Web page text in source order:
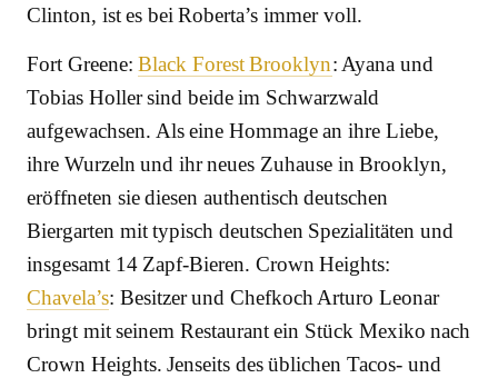
Clinton, ist es bei Roberta’s immer voll.
Fort Greene:Black Forest Brooklyn: Ayana und
Tobias Holler sind beide im Schwarzwald
aufgewachsen. Als eine Hommage an ihre Liebe,
ihre Wurzeln und ihr neues Zuhause in Brooklyn,
eröffneten sie diesen authentisch deutschen
Biergarten mit typisch deutschen Spezialitäten und
insgesamt 14 Zapf-Bieren. Crown Heights:
Chavela’s: Besitzer und Chefkoch Arturo Leonar
bringt mit seinem Restaurant ein Stück Mexiko nach
Crown Heights. Jenseits des üblichen Tacos- und